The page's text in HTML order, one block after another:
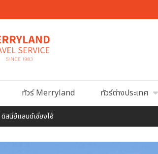
ทัวร์ Merryland ทัวร์ต่างประเทศ
ดิสนี่ย์แลนด์เซี่ยงไฮ้